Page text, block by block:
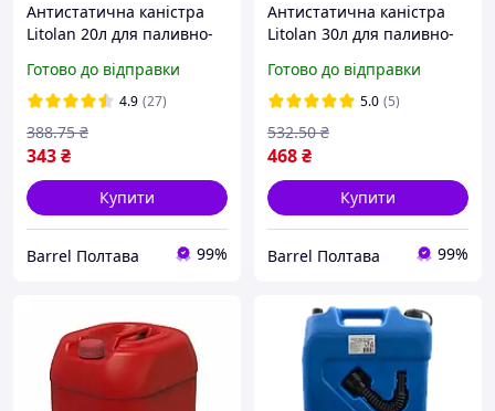
Антистатична каністра
Litolan 20л для паливно-
Готово до відправки
4.9 (27)
343₴
388.75 ₴
Купити
Barrel Полтава 99%
Антистатична каністра
Litolan 30л для паливно-
Готово до відправки
5.0 (5)
468₴
532.50 ₴
Купити
Barrel Полтава 99%